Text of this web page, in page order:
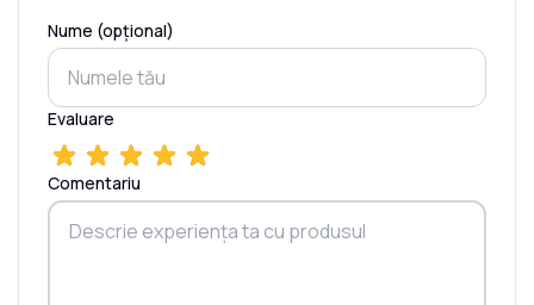
Nume (opțional)
Evaluare
Comentariu